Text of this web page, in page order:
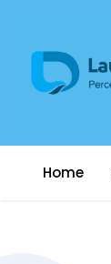
Home